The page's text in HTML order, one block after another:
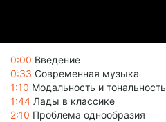
0:00 Введение
0:33 Современная музыка
1:10 Модальность и тональность
1:44 Лады в классике
2:10 Проблема однообразия